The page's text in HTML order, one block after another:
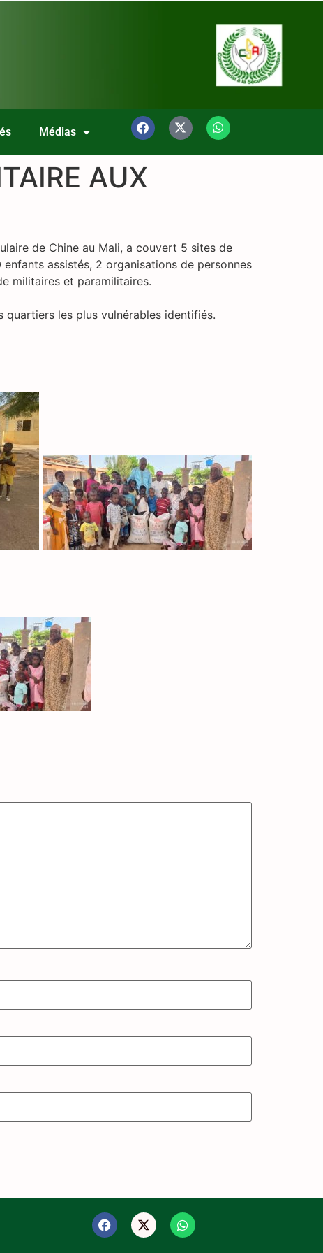
Médias
AUX
de Chine au Mali, a couvert 5 sites de
assistés, 2 organisations de personnes
militaires et paramilitaires.
quartiers les plus vulnérables identifiés.